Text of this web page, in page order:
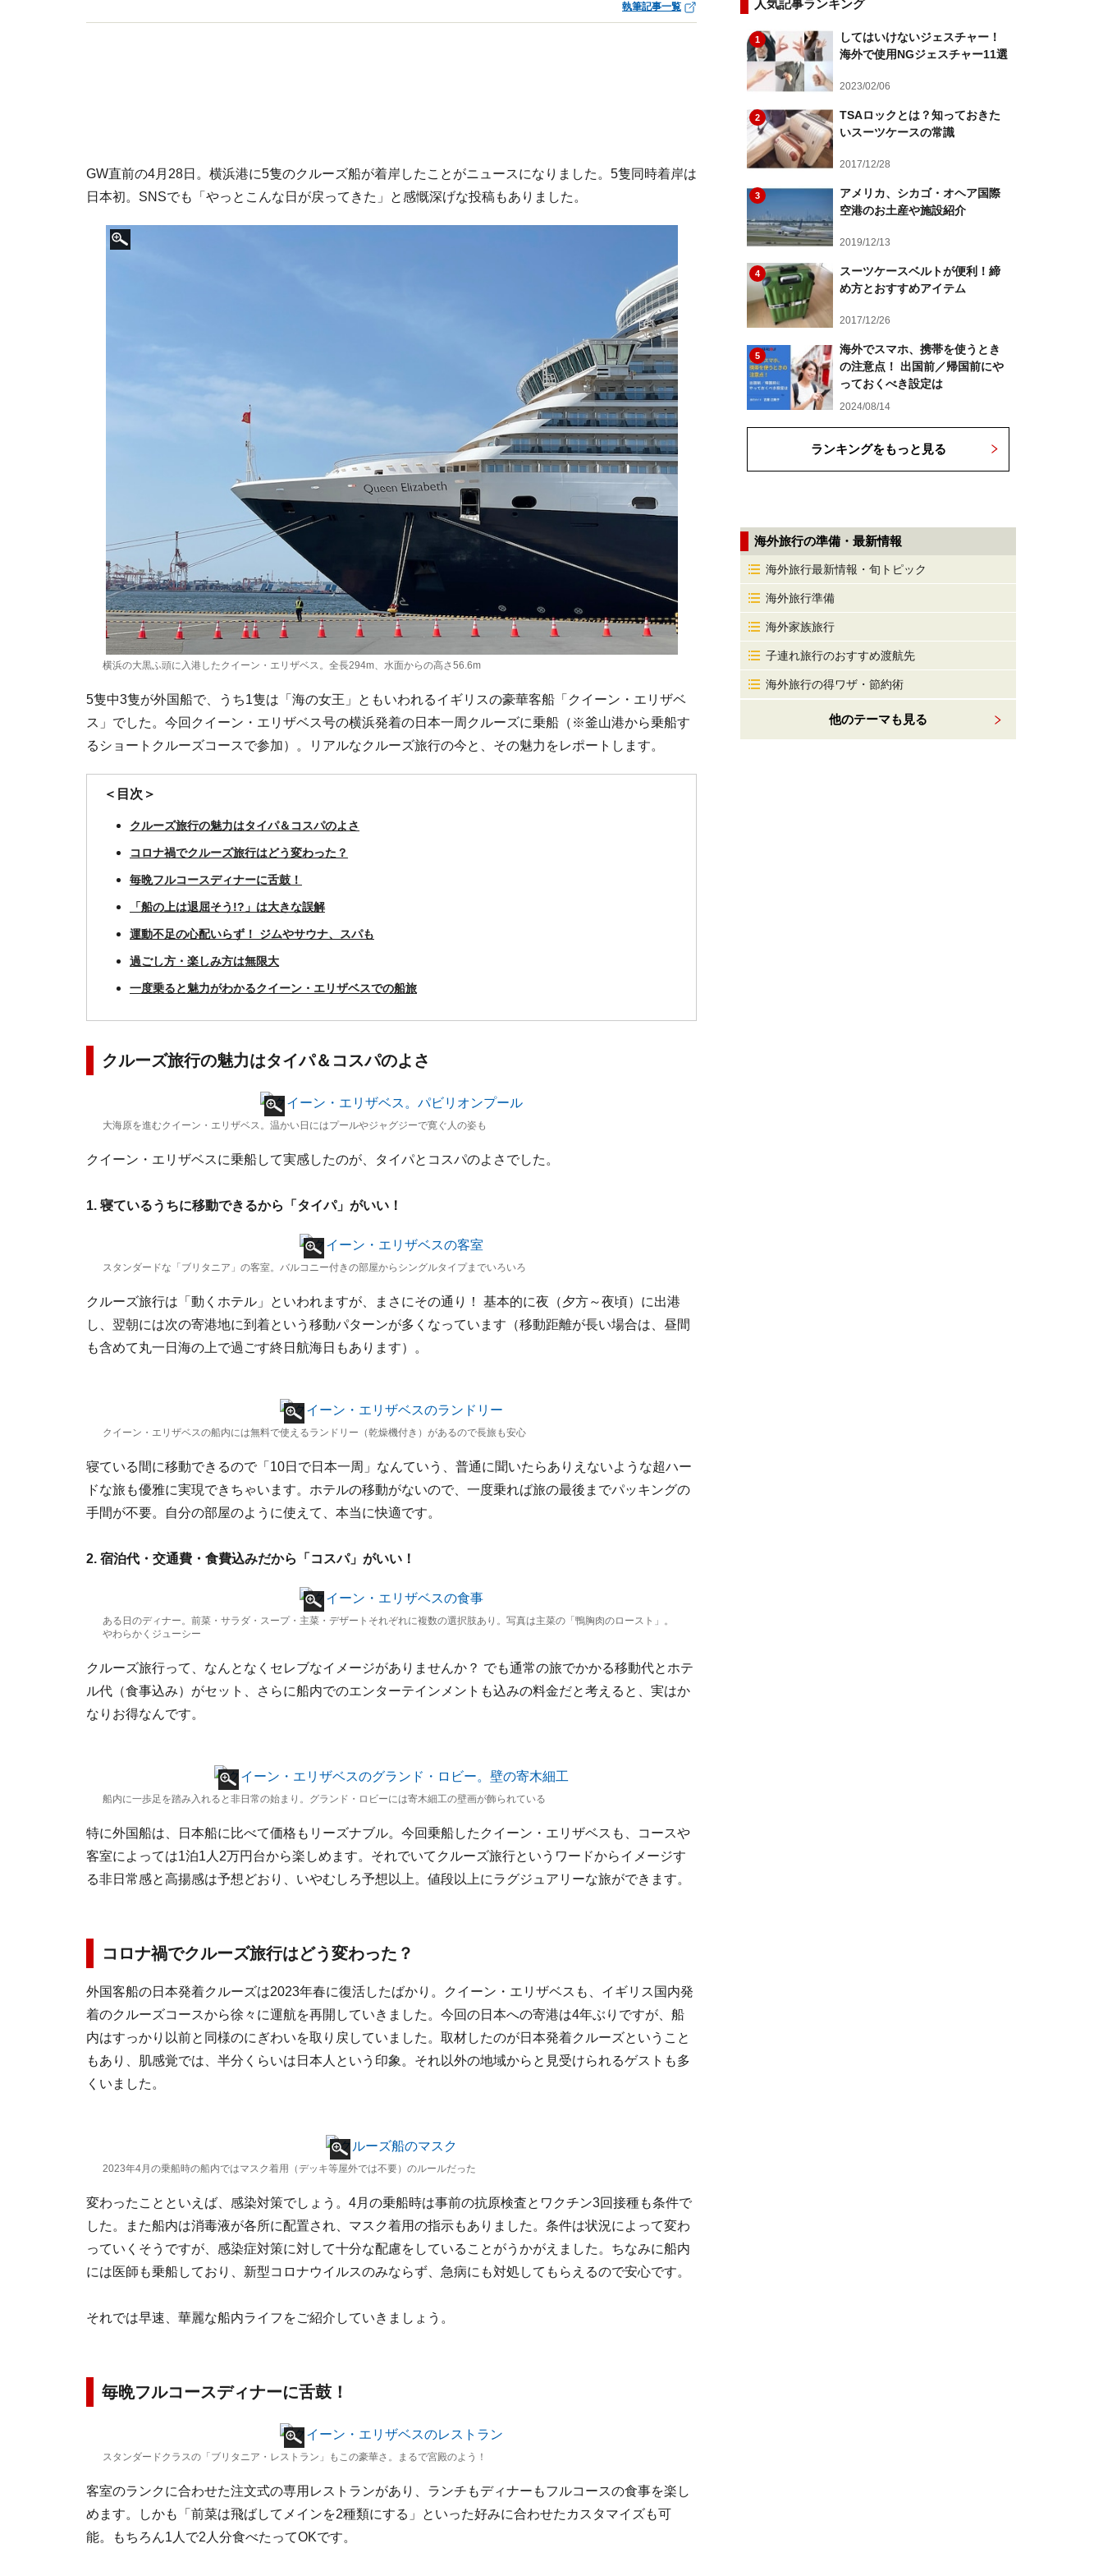
執筆記事一覧
GW直前の4月28日。横浜港に5隻のクルーズ船が着岸したことがニュースになりました。5隻同時着岸は
日本初。SNSでも「やっとこんな日が戻ってきた」と感慨深げな投稿もありました。
横浜の大黒ふ頭に入港したクイーン・エリザベス。全長294m、水面からの高さ56.6m
5隻中3隻が外国船で、うち1隻は「海の女王」ともいわれるイギリスの豪華客船「クイーン・エリザベ
ス」でした。今回クイーン・エリザベス号の横浜発着の日本一周クルーズに乗船（※釜山港から乗船す
るショートクルーズコースで参加）。リアルなクルーズ旅行の今と、その魅力をレポートします。
＜目次＞
クルーズ旅行の魅力はタイパ＆コスパのよさ
コロナ禍でクルーズ旅行はどう変わった？
毎晩フルコースディナーに舌鼓！
「船の上は退屈そう!?」は大きな誤解
運動不足の心配いらず！ ジムやサウナ、スパも
過ごし方・楽しみ方は無限大
一度乗ると魅力がわかるクイーン・エリザベスでの船旅
クルーズ旅行の魅力はタイパ＆コスパのよさ
大海原を進むクイーン・エリザベス。温かい日にはプールやジャグジーで寛ぐ人の姿も
クイーン・エリザベスに乗船して実感したのが、タイパとコスパのよさでした。
1. 寝ているうちに移動できるから「タイパ」がいい！
スタンダードな「ブリタニア」の客室。バルコニー付きの部屋からシングルタイプまでいろいろ
クルーズ旅行は「動くホテル」といわれますが、まさにその通り！ 基本的に夜（夕方～夜頃）に出港
し、翌朝には次の寄港地に到着という移動パターンが多くなっています（移動距離が長い場合は、昼間
も含めて丸一日海の上で過ごす終日航海日もあります）。
クイーン・エリザベスの船内には無料で使えるランドリー（乾燥機付き）があるので長旅も安心
寝ている間に移動できるので「10日で日本一周」なんていう、普通に聞いたらありえないような超ハー
ドな旅も優雅に実現できちゃいます。ホテルの移動がないので、一度乗れば旅の最後までパッキングの
手間が不要。自分の部屋のように使えて、本当に快適です。
2. 宿泊代・交通費・食費込みだから「コスパ」がいい！
ある日のディナー。前菜・サラダ・スープ・主菜・デザートそれぞれに複数の選択肢あり。写真は主菜の「鴨胸肉のロースト」。
やわらかくジューシー
クルーズ旅行って、なんとなくセレブなイメージがありませんか？ でも通常の旅でかかる移動代とホテ
ル代（食事込み）がセット、さらに船内でのエンターテインメントも込みの料金だと考えると、実はか
なりお得なんです。
船内に一歩足を踏み入れると非日常の始まり。グランド・ロビーには寄木細工の壁画が飾られている
特に外国船は、日本船に比べて価格もリーズナブル。今回乗船したクイーン・エリザベスも、コースや
客室によっては1泊1人2万円台から楽しめます。それでいてクルーズ旅行というワードからイメージす
る非日常感と高揚感は予想どおり、いやむしろ予想以上。値段以上にラグジュアリーな旅ができます。
コロナ禍でクルーズ旅行はどう変わった？
外国客船の日本発着クルーズは2023年春に復活したばかり。クイーン・エリザベスも、イギリス国内発
着のクルーズコースから徐々に運航を再開していきました。今回の日本への寄港は4年ぶりですが、船
内はすっかり以前と同様のにぎわいを取り戻していました。取材したのが日本発着クルーズということ
もあり、肌感覚では、半分くらいは日本人という印象。それ以外の地域からと見受けられるゲストも多
くいました。
2023年4月の乗船時の船内ではマスク着用（デッキ等屋外では不要）のルールだった
変わったことといえば、感染対策でしょう。4月の乗船時は事前の抗原検査とワクチン3回接種も条件で
した。また船内は消毒液が各所に配置され、マスク着用の指示もありました。条件は状況によって変わ
っていくそうですが、感染症対策に対して十分な配慮をしていることがうかがえました。ちなみに船内
には医師も乗船しており、新型コロナウイルスのみならず、急病にも対処してもらえるので安心です。
それでは早速、華麗な船内ライフをご紹介していきましょう。
毎晩フルコースディナーに舌鼓！
スタンダードクラスの「ブリタニア・レストラン」もこの豪華さ。まるで宮殿のよう！
客室のランクに合わせた注文式の専用レストランがあり、ランチもディナーもフルコースの食事を楽し
めます。しかも「前菜は飛ばしてメインを2種類にする」といった好みに合わせたカスタマイズも可
能。もちろん1人で2人分食べたってOKです。
人気記事ランキング
1
してはいけないジェスチャー！
海外で使用NGジェスチャー11選
2023/02/06
2
TSAロックとは？知っておきた
いスーツケースの常識
2017/12/28
3
アメリカ、シカゴ・オヘア国際
空港のお土産や施設紹介
2019/12/13
4
スーツケースベルトが便利！締
め方とおすすめアイテム
2017/12/26
5
海外でスマホ、携帯を使うとき
の注意点！ 出国前／帰国前にや
っておくべき設定は
2024/08/14
ランキングをもっと見る
海外旅行の準備・最新情報
海外旅行最新情報・旬トピック
海外旅行準備
海外家族旅行
子連れ旅行のおすすめ渡航先
海外旅行の得ワザ・節約術
他のテーマも見る